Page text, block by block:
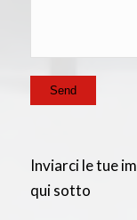
Inviarci le tue
qui sotto